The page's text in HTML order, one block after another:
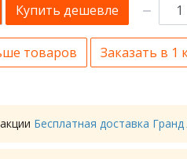
Купить дешевле
товаров Заказать в 1
Бесплатная доставка